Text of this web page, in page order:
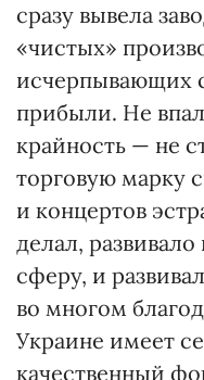
сразу вывела
«чистых»
исчерпывающих
прибыли. Не
крайность — не
торговую марку
и концертов
делал,
сферу, и
во многом
Украине имеет
качественный